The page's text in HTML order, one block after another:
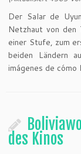
Der Salar de
Netzhaut von den
einer Stufe, zum
beiden Ländern
imágenes de cómo
des Kinos